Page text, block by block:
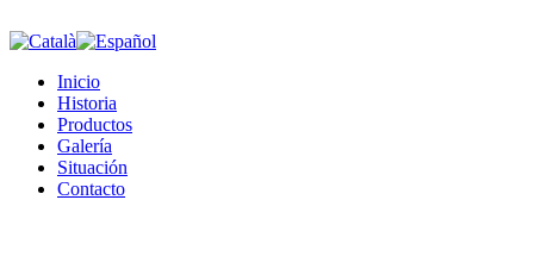
Inicio
Historia
Productos
Galería
Situación
Contacto